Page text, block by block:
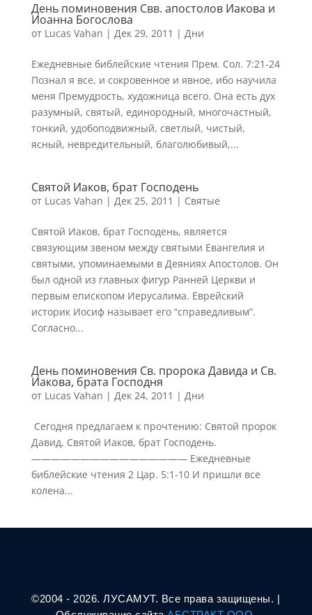
День поминовения Свв. апостолов Иакова и
Иоанна Богослова
от Lucas Vahan | Дек 29, 2011 | Дни
Ежедневные библейские чтения Прем. Сол. 7:21-24
Познал я все, и сокровенное и явное, ибо научила
меня Премудрость, художница всего. Она есть дух
разумный, святый, единородный, многочастный,
тонкий, удобоподвижный, светлый, чистый,
ясный, невредительный, благолюбивый,...
Святой Иаков, брат Господень
от Lucas Vahan | Дек 25, 2011 | Святые
Святой Иаков, брат Господень, является
связующим звеном между святыми Евангелия и
святыми, упоминаемыми в Деяниях Апостолов. Он
был одной из главных фигур Ранней Церкви и
первым епископом Иерусалима. Еврейский
историк Иосиф называет его “справедливым”.
Согласно...
День поминовения Св. пророка Давида и Св.
Иакова, брата Господня
от Lucas Vahan | Дек 24, 2011 | Дни
Сегодня предлагаем к прочтению: Святой пророк
Давид, Святой Иаков, брат Господень.
———————————————— Ежедневные
библейские чтения 2 Цар. 5:1-10 И пришли все
колена...
©2004 - 2026. ЛУСАМУТ. Все права защищены. |